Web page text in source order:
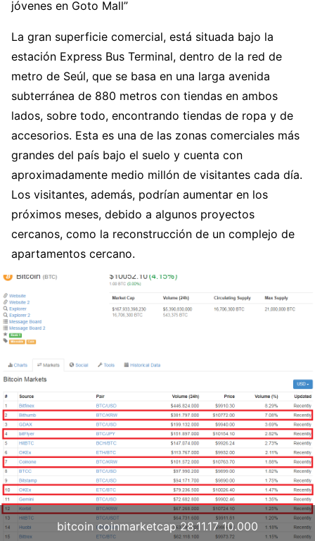
jóvenes en Goto Mall”
La gran superficie comercial, está situada bajo la
estación Express Bus Terminal, dentro de la red de
metro de Seúl, que se basa en una larga avenida
subterránea de 880 metros con tiendas en ambos
lados, sobre todo, encontrando tiendas de ropa y de
accesorios. Esta es una de las zonas comerciales más
grandes del país bajo el suelo y cuenta con
aproximadamente medio millón de visitantes cada día.
Los visitantes, además, podrían aumentar en los
próximos meses, debido a algunos proyectos
cercanos, como la reconstrucción de un complejo de
apartamentos cercano.
bitcoin coinmarketcap 28.11.17 10.000